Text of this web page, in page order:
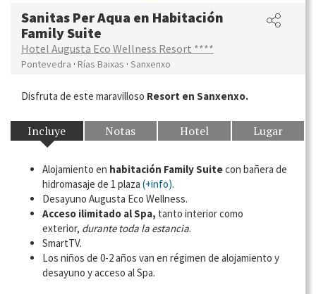
Sanitas Per Aqua en Habitación
Family Suite
Hotel Augusta Eco Wellness Resort ****
Pontevedra · Rías Baixas · Sanxenxo
Disfruta de este maravilloso Resort en Sanxenxo.
Incluye Notas Hotel Lugar
Alojamiento en habitación Family Suitecon bañera de
hidromasaje de 1 plaza (+info).
Desayuno Augusta Eco Wellness.
Acceso ilimitado al Spa, tanto interior como
exterior, durante toda la estancia.
SmartTV.
Los niños de 0-2 años van en régimen de alojamiento y
desayuno y acceso al Spa.